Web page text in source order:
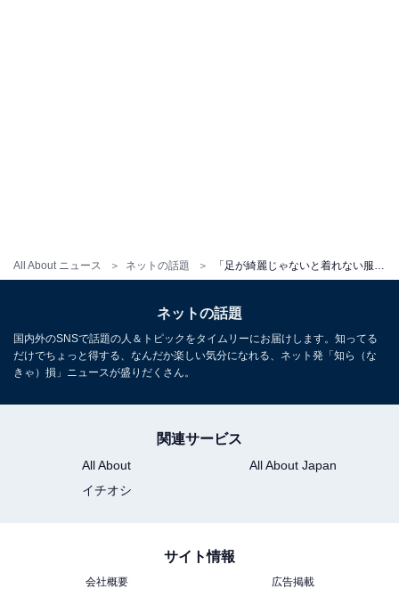
All About ニュース ネットの話題 「足が綺麗じゃないと着れない服」南明奈、美脚際立つレアショットに反響！ 「脚がめっっっちゃ綺麗」
ネットの話題
国内外のSNSで話題の人＆トピックをタイムリーにお届けします。知ってる
だけでちょっと得する、なんだか楽しい気分になれる、ネット発「知ら（な
きゃ）損」ニュースが盛りだくさん。
関連サービス
All About
All About Japan
イチオシ
サイト情報
会社概要 広告掲載